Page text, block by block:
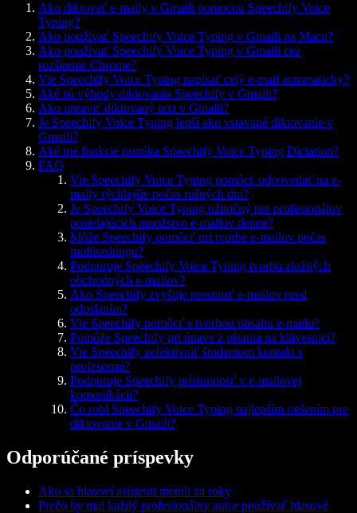
Ako diktovať e-maily v Gmaili pomocou Speechify Voice
Typing?
Ako používať Speechify Voice Typing v Gmaili na Macu?
Ako používať Speechify Voice Typing v Gmaili cez
rozšírenie Chrome?
Vie Speechify Voice Typing napísať celý e-mail automaticky?
Aké sú výhody diktovania Speechify v Gmaili?
Ako upraviť diktovaný text v Gmaili?
Je Speechify Voice Typing lepší ako vstavané diktovanie v
Gmaili?
Aké iné funkcie ponúka Speechify Voice Typing Dictation?
FAQ
Vie Speechify Voice Typing pomôcť odpovedať na e-
maily rýchlejšie počas rušných dní?
Je Speechify Voice Typing užitočný pre profesionálov
posielajúcich množstvo e-mailov denne?
Môže Speechify pomôcť pri tvorbe e-mailov počas
multitaskingu?
Podporuje Speechify Voice Typing tvorbu zložitých
obchodných e-mailov?
Ako Speechify zvyšuje presnosť e-mailov pred
odoslaním?
Vie Speechify pomôcť s tvorbou obsahu e-mailu?
Pomôže Speechify pri únave z písania na klávesnici?
Vie Speechify zefektívniť študentom kontakt s
profesormi?
Podporuje Speechify prístupnosť v e-mailovej
komunikácii?
Čo robí Speechify Voice Typing najlepším riešením pre
diktovanie v Gmaili?
Odporúčané príspevky
Ako sa hlasoví asistenti menili za roky
Prečo by mal každý profesionálny autor používať hlasové